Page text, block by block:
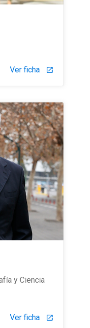
Ver ficha launch
y Ciencia
Ver ficha launch